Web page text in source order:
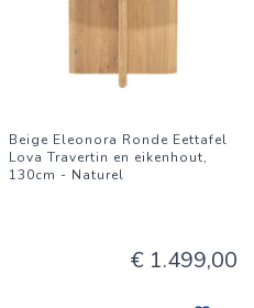
Beige Eleonora Ronde Eettafel
Lova Travertin en eikenhout,
130cm - Naturel
€ 1.499,00